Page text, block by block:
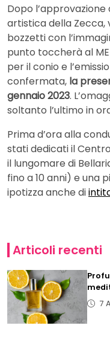
Dopo
artistica della
bozzetti con
punto toccherà al
per il conio e
confermata, la
gennaio 2023.
soltanto l’ultimo in
Prima d’ora alla
stati dedicati il
il lungomare di
fino a 10 anni) e una
ipotizza anche di
Articoli recenti
7